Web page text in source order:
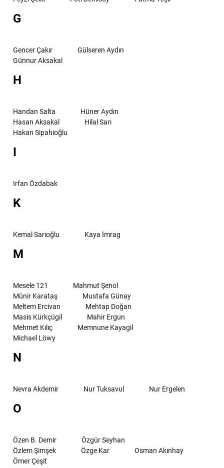
G
Gencer Çakır
Gülseren Aydın
Günnur Aksakal
H
Handan Salta
Hüner Aydın
Hasan Aksakal
Hilal Sarı
Hakan Sipahioğlu
I
Irfan Özdabak
K
Kemal Sarıoğlu Kaya İmrag
M
Mesele 121
Mahmut Şenol
Münir Karataş
Mustafa Günay
Meltem Ercivan
Mehtap Doğan
Masis Kürkçügil
Mahir Ergun
Mehmet Kılıç
Memnune Kayagil
Michael Löwy
N
Nevra Akdemir Nur Tuksavul Nur Ergelen
O
Özen B. Demir
Özgür Seyhan
Özlem Şimşek
Özge Kar
Osman Akınhay
Ömer Çeşit